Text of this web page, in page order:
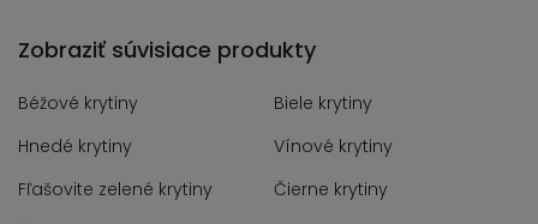
Zobraziť súvisiace produkty
Béžové krytiny
Biele krytiny
Hnedé krytiny
Vínové krytiny
Fľašovite zelené krytiny
Čierne krytiny